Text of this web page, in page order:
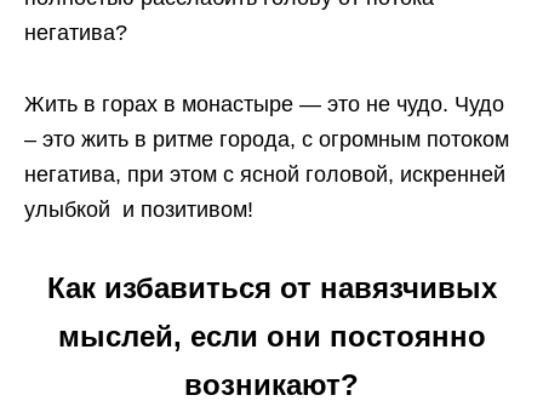
негатива?
Жить в горах в монастыре — это не чудо. Чудо
– это жить в ритме города, с огромным потоком
негатива, при этом с ясной головой, искренней
улыбкой и позитивом!
Как избавиться от навязчивых
мыслей, если они постоянно
возникают?